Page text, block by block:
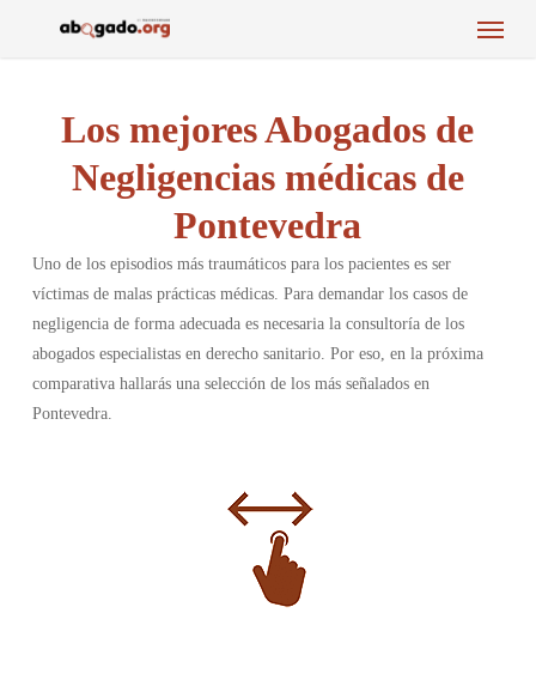
Menu
Los mejores Abogados de
Negligencias médicas de
Pontevedra
Uno de los episodios más traumáticos para los pacientes es ser
víctimas de malas prácticas médicas. Para demandar los casos de
negligencia de forma adecuada es necesaria la consultoría de los
abogados especialistas en derecho sanitario. Por eso, en la próxima
comparativa hallarás una selección de los más señalados en
Pontevedra.